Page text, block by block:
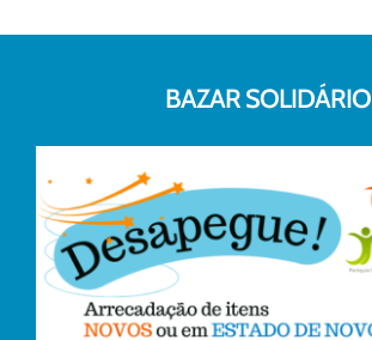
BAZAR SOLIDÁRIO